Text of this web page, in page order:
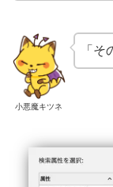
小悪魔キツネ
「